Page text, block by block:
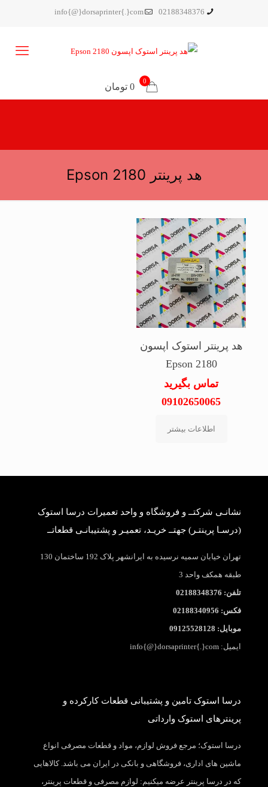
02188348376
info{@}dorsaprinter{.}com
0
0 تومان
هد پرینتر Epson 2180
هد پرینتر استوک اپسون
Epson 2180
تماس بگیرید
09102650065
اطلاعات بیشتر
نشانـی شرکتــ و فروشگاه و واحد تعمیرات درسا استوک
(درسـا پرینتـر) جهتــ خریـد، تعمیـر و پشتیبانـی قطعاتــ
تهران خیابان سمیه نرسیده به ایرانشهر پلاک 192 ساختمان 130
طبقه همکف واحد 3
تلفن: 02188348376
فکس: 02188340956
موبایل: 09125528128
ایمیل: info{@}dorsaprinter{.}com
درسا استوک تامین و پشتیبانی قطعات کارکرده و
پرینترهای استوک وارداتی
درسا استوک؛ مرجع فروش لوازم، مواد و قطعات مصرفی انواع
ماشین های اداری، فروشگاهی و بانکی در ایران می باشد. کالاهایی
که در درسا پرینتر عرضه میکنیم: لوازم مصرفی و قطعات پرینتر،